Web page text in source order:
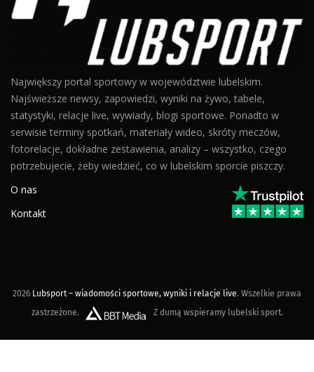
Największy portal sportowy w województwie lubelskim.
Najświeższe newsy, zapowiedzi, wyniki na żywo, tabele,
statystyki, relacje live, wywiady, blogi sportowe. Ponadto w
serwisie terminy spotkań, materiały wideo, skróty meczów,
fotorelacje, dokładne zestawienia, analizy – wszystko, czego
potrzebujecie, żeby wiedzieć, co w lubelskim sporcie piszczy.
O nas
Kontakt
2026 Lubsport – wiadomości sportowe, wyniki i relacje live. Wszelkie prawa
zastrzeżone.
Z dumą wspieramy lubelski sport.